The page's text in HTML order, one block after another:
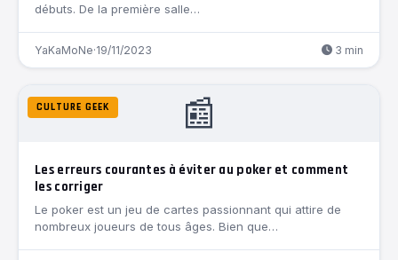
débuts. De la première salle…
YaKaMoNe·19/11/2023 3 min
📰
CULTURE GEEK
Les erreurs courantes à éviter au poker et comment
les corriger
Le poker est un jeu de cartes passionnant qui attire de
nombreux joueurs de tous âges. Bien que…